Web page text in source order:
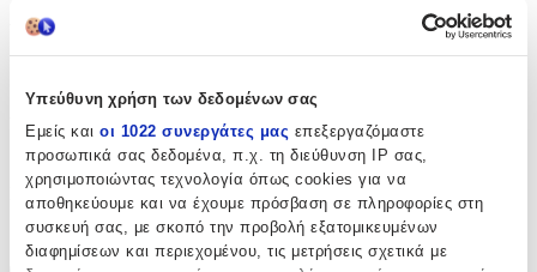
Υπεύθυνη χρήση των δεδομένων σας
Εμείς και οι 1022 συνεργάτες μας επεξεργαζόμαστε
προσωπικά σας δεδομένα, π.χ. τη διεύθυνση IP σας,
χρησιμοποιώντας τεχνολογία όπως cookies για να
αποθηκεύουμε και να έχουμε πρόσβαση σε πληροφορίες στη
συσκευή σας, με σκοπό την προβολή εξατομικευμένων
διαφημίσεων και περιεχομένου, τις μετρήσεις σχετικά με
Υλικό
Μαύρο
Κατασκευαστής
Niteize